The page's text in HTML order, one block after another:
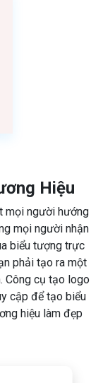
Hiệu
mọi người hướng
mọi người nhận
biểu tượng trực
phải tạo ra một
Công cụ tạo logo
cập để tạo biểu
hiệu làm đẹp